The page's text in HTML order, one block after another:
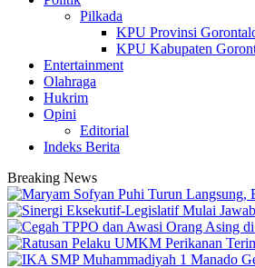
Pilkada
KPU Provinsi
KPU Kabupaten
Entertainment
Olahraga
Hukrim
Opini
Editorial
Indeks Berita
Breaking News